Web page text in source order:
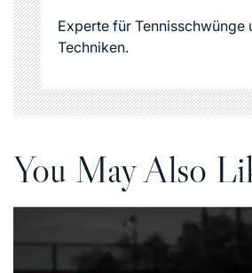
Experte für Tennisschwünge
Techniken.
You May Also